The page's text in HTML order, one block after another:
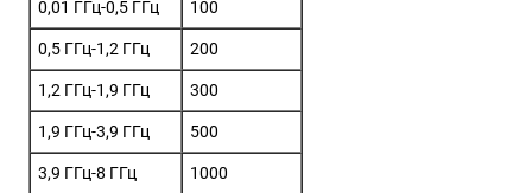
0,01 ГГц-0,5 ГГц 100
0,5 ГГц-1,2 ГГц 200
1,2 ГГц-1,9 ГГц 300
1,9 ГГц-3,9 ГГц 500
3,9 ГГц-8 ГГц 1000